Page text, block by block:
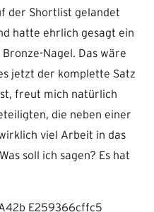
der Shortlist gelandet
hatte ehrlich gesagt ein
Nagel. Das wäre
jetzt der komplette Satz
freut mich natürlich
die neben einer
viel Arbeit in das
soll ich sagen? Es hat